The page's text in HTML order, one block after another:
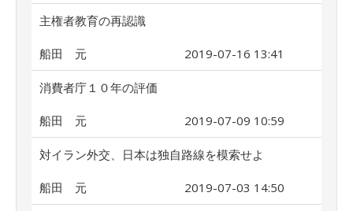
主権者教育の再認識
船田 元 2019-07-16 13:41
消費者庁１０年の評価
船田 元 2019-07-09 10:59
対イラン外交、日本は独自路線を模索せよ
船田 元 2019-07-03 14:50